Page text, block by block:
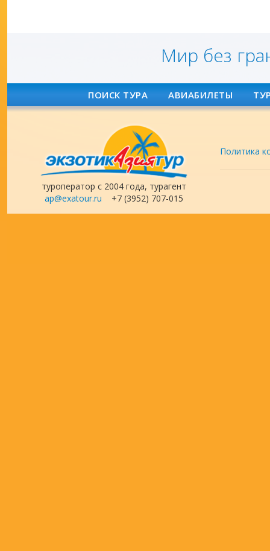
Мир без
ПОИСК ТУРА АВИАБИЛЕТЫ
туроператор с 2004 года, турагент
ap@exatour.ru +7 (3952) 707-015
Политика